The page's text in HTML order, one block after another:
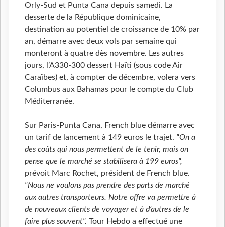
Orly-Sud et Punta Cana depuis samedi. La
desserte de la République dominicaine,
destination au potentiel de croissance de 10% par
an, démarre avec deux vols par semaine qui
monteront à quatre dès novembre. Les autres
jours, l’A330-300 dessert Haïti (sous code Air
Caraïbes) et, à compter de décembre, volera vers
Columbus aux Bahamas pour le compte du Club
Méditerranée.
Sur Paris-Punta Cana, French blue démarre avec
un tarif de lancement à 149 euros le trajet. "On a
des coûts qui nous permettent de le tenir, mais on
pense que le marché se stabilisera à 199 euros",
prévoit Marc Rochet, président de French blue.
"Nous ne voulons pas prendre des parts de marché
aux autres transporteurs. Notre offre va permettre à
de nouveaux clients de voyager et à d’autres de le
faire plus souvent". Tour Hebdo a effectué une